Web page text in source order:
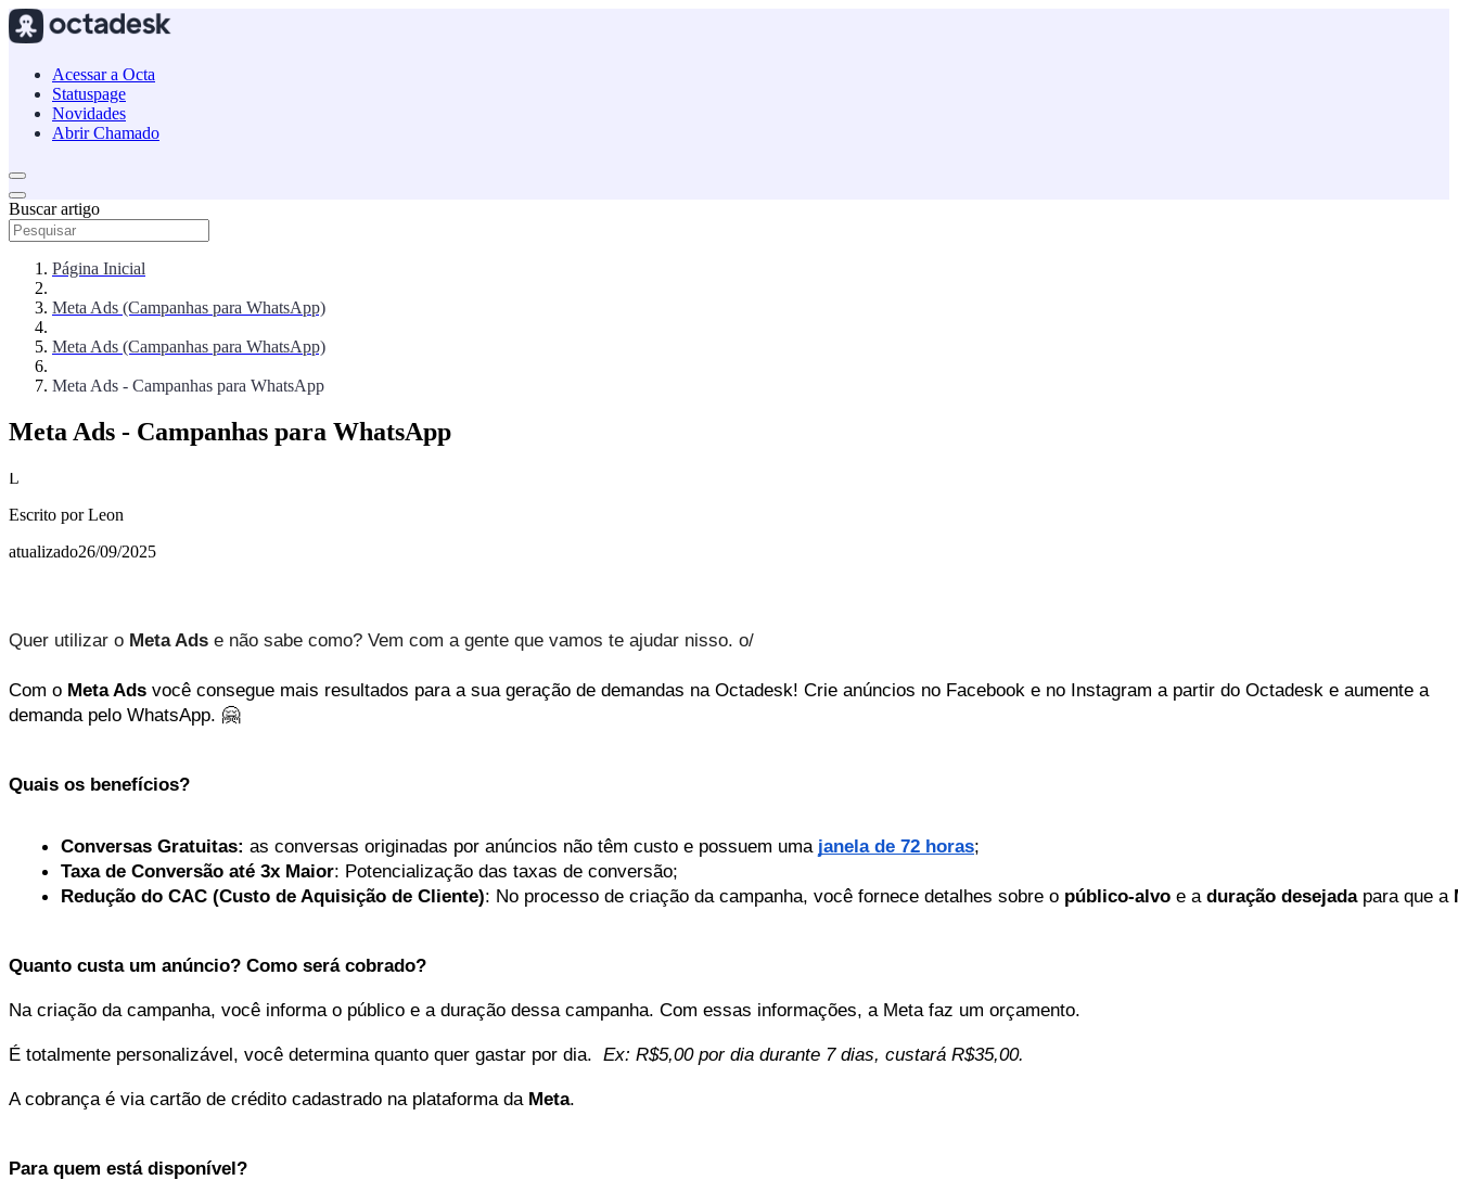
Acessar a Octa
Statuspage
Novidades
Abrir Chamado
Buscar artigo
Página Inicial
Meta Ads (Campanhas para WhatsApp)
Meta Ads (Campanhas para WhatsApp)
Meta Ads - Campanhas para WhatsApp
Meta Ads - Campanhas para WhatsApp
L
Escrito porLeon
atualizado26/09/2025
Quer utilizar o Meta Ads e não sabe como? Vem com a gente que vamos te ajudar nisso. o/
Com o Meta Ads você consegue mais resultados para a sua geração de demandas na Octadesk! Crie anúncios no Facebook e no Instagram a partir do Octadesk e aumente a
demanda pelo WhatsApp. 🤗
Quais os benefícios?
Conversas Gratuitas: as conversas originadas por anúncios não têm custo e possuem uma janela de 72 horas;
Taxa de Conversão até 3x Maior: Potencialização das taxas de conversão;
Redução do CAC (Custo de Aquisição de Cliente): No processo de criação da campanha, você fornece detalhes sobre o público-alvo e a duração desejada para que a
Quanto custa um anúncio? Como será cobrado?
Na criação da campanha, você informa o público e a duração dessa campanha. Com essas informações, a Meta faz um orçamento.
É totalmente personalizável, você determina quanto quer gastar por dia. Ex: R$5,00 por dia durante 7 dias, custará R$35,00.
A cobrança é via cartão de crédito cadastrado na plataforma da Meta.
Para quem está disponível?